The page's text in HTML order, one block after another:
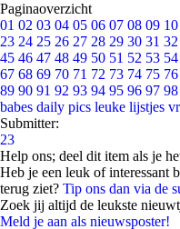
Paginaoverzicht
01 02 03 04 05 06 07 08 09 10
23 24 25 26 27 28 29 30 31 32
45 46 47 48 49 50 51 52 53 54
67 68 69 70 71 72 73 74 75 76
89 90 91 92 93 94 95 96 97 98
babes daily pics leuke lijstjes
Submitter:
23
Help ons; deel dit item als je
Heb je een leuk of interessant
terug ziet? Tip ons dan via de
Zoek jij altijd de leukste
Meld je aan als nieuwsposter!